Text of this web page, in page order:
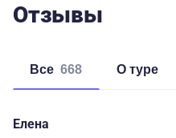
Отзывы
Все 668 о туре
Елена